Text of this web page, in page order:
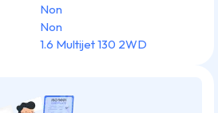
Non
Non
1.6 Multijet 130 2WD